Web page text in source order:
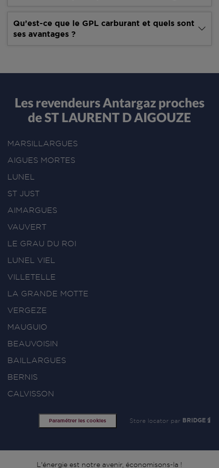
Qu’est-ce que le GPL carburant et quels sont
ses avantages ?
Les revendeurs Antargaz proches
de ST LAURENT D AIGOUZE
MARSILLARGUES
AIGUES MORTES
LUNEL
ST JUST
AIMARGUES
VAUVERT
LE GRAU DU ROI
LUNEL VIEL
VILLETELLE
LA GRANDE MOTTE
VERGEZE
MAUGUIO
BEAUVOISIN
BAILLARGUES
BERNIS
CALVISSON
Paramétrer les cookies Store locator par BRIDGE
L'énergie est notre avenir, économisons-la !